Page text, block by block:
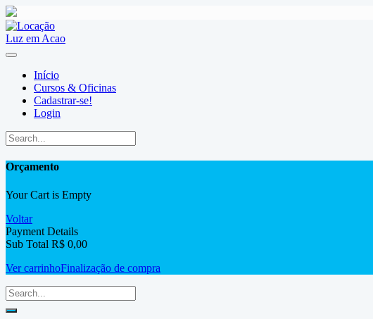
Skip
to
content
Início
Cursos & Oficinas
Cadastrar-se!
Login
Orçamento
Your Cart is Empty
Voltar
Payment Details
Sub Total R$ 0,00
Ver carrinhoFinalização de compra